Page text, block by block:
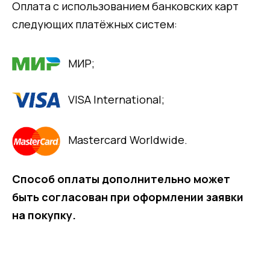
Оплата с использованием банковских карт
следующих платёжных систем:
МИР;
VISA International;
Mastercard Worldwide.
Способ оплаты дополнительно может
быть согласован при оформлении заявки
на покупку.